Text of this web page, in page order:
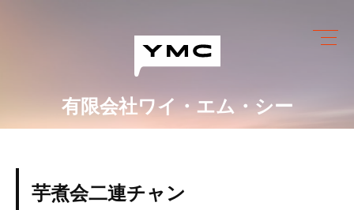
有限会社ワイ・エム・シー
ワイ・エム・シーにできること
会社情報
芋煮会二連チャン